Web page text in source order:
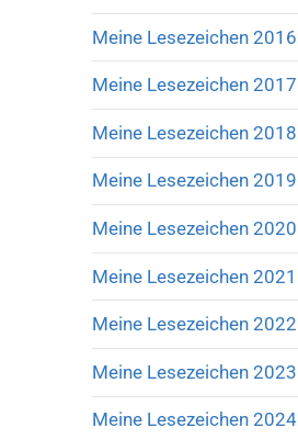
Meine Lesezeichen 2016
Meine Lesezeichen 2017
Meine Lesezeichen 2018
Meine Lesezeichen 2019
Meine Lesezeichen 2020
Meine Lesezeichen 2021
Meine Lesezeichen 2022
Meine Lesezeichen 2023
Meine Lesezeichen 2024